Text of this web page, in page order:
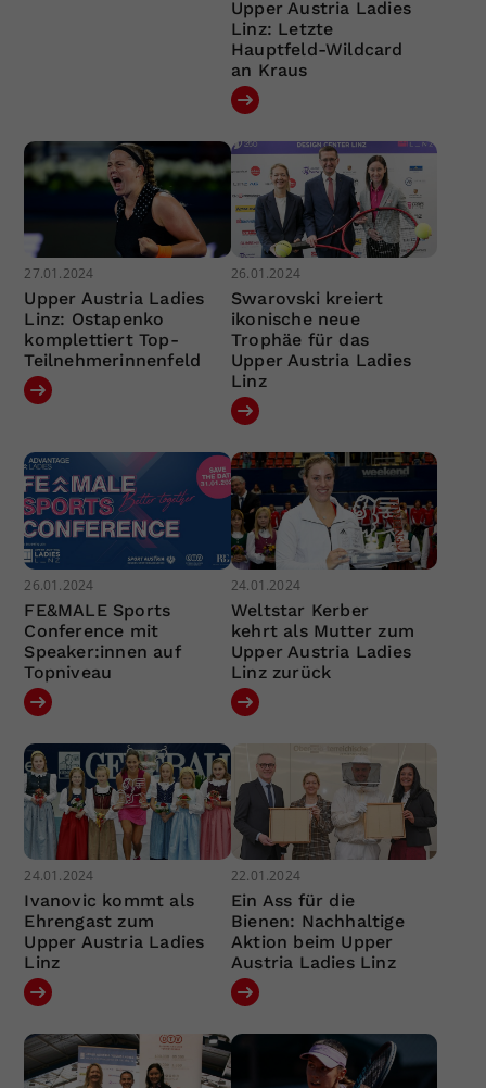
Upper Austria Ladies
Linz: Letzte
Hauptfeld-Wildcard
an Kraus
27.01.2024
Upper Austria Ladies
Linz: Ostapenko
komplettiert Top-
Teilnehmerinnenfeld
26.01.2024
Swarovski kreiert
ikonische neue
Trophäe für das
Upper Austria Ladies
Linz
26.01.2024
FE&MALE Sports
Conference mit
Speaker:innen auf
Topniveau
24.01.2024
Weltstar Kerber
kehrt als Mutter zum
Upper Austria Ladies
Linz zurück
24.01.2024
Ivanovic kommt als
Ehrengast zum
Upper Austria Ladies
Linz
22.01.2024
Ein Ass für die
Bienen: Nachhaltige
Aktion beim Upper
Austria Ladies Linz